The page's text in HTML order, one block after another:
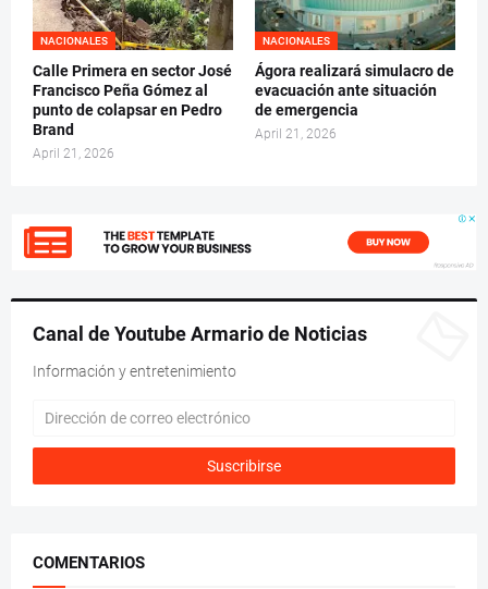
NACIONALES
Calle Primera en sector José
Francisco Peña Gómez al
punto de colapsar en Pedro
Brand
April 21, 2026
NACIONALES
Ágora realizará simulacro de
evacuación ante situación
de emergencia
April 21, 2026
Canal de Youtube Armario de Noticias
Información y entretenimiento
COMENTARIOS